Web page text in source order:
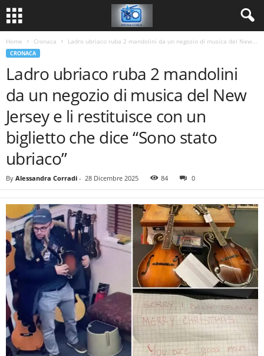
Home Cronaca Ladro ubriaco ruba 2 mandolini da un negozio di musica del New...
CRONACA
Ladro ubriaco ruba 2 mandolini
da un negozio di musica del New
Jersey e li restituisce con un
biglietto che dice “Sono stato
ubriaco”
By Alessandra Corradi - 28 Dicembre 2025 84 0